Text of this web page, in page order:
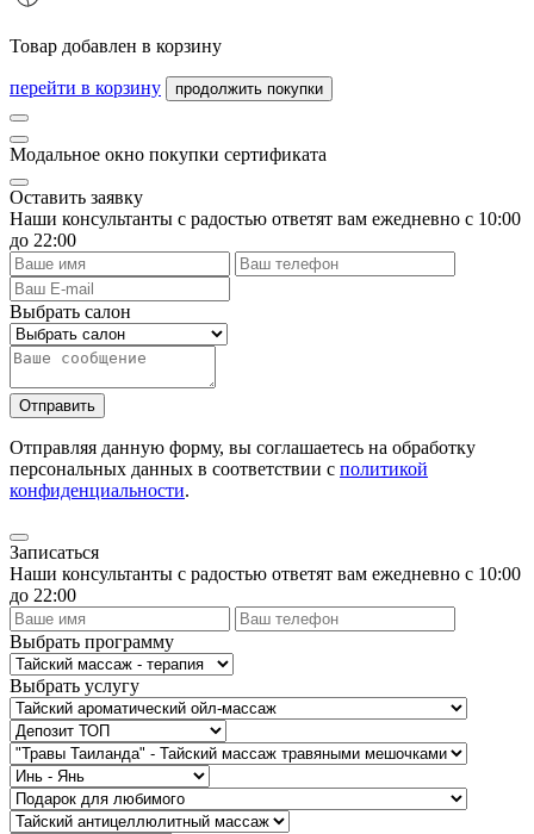
Товар добавлен в корзину
перейти в корзину продолжить покупки
Модальное окно покупки сертификата
Оставить заявку
Наши консультанты с радостью ответят вам ежедневно с 10:00
до 22:00
Выбрать салон
Отправить
Отправляя данную форму, вы соглашаетесь на обработку
персональных данных в соответствии с политикой
конфиденциальности.
Записаться
Наши консультанты с радостью ответят вам ежедневно с 10:00
до 22:00
Выбрать программу
Выбрать услугу